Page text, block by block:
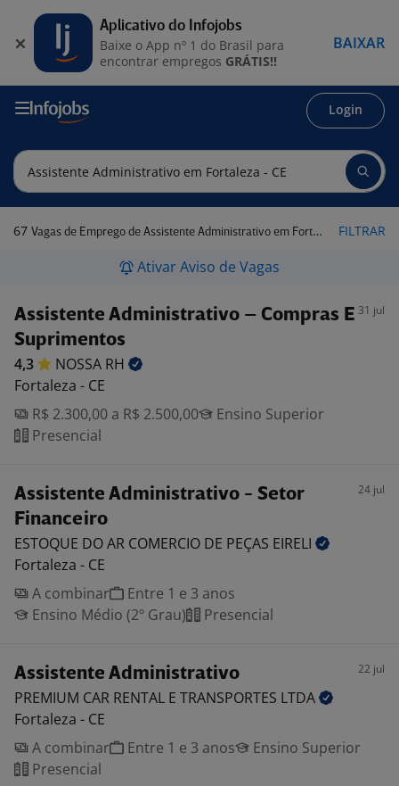
Login
67 Vagas de Emprego de Assistente Administrativo em Fortaleza - CE FILTRAR
Ativar Aviso de Vagas
Assistente Administrativo – Compras E
Suprimentos
31 jul
4,3 NOSSA RH
Fortaleza - CE
R$ 2.300,00 a R$ 2.500,00
Ensino Superior
Presencial
Assistente Administrativo - Setor
Financeiro
24 jul
ESTOQUE DO AR COMERCIO DE PEÇAS EIRELI
Fortaleza - CE
A combinar
Entre 1 e 3 anos
Ensino Médio (2º Grau)
Presencial
Assistente Administrativo 22 jul
PREMIUM CAR RENTAL E TRANSPORTES LTDA
Fortaleza - CE
A combinar
Entre 1 e 3 anos
Ensino Superior
Presencial
Aplicativo do Infojobs
Baixe o App nº 1 do Brasil para
encontrar empregos GRÁTIS!!
BAIXAR